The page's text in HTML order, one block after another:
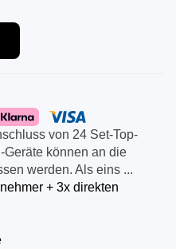
von 24 Set-Top-
Geräte können an die
werden. Als eins ...
+ 3x direkten